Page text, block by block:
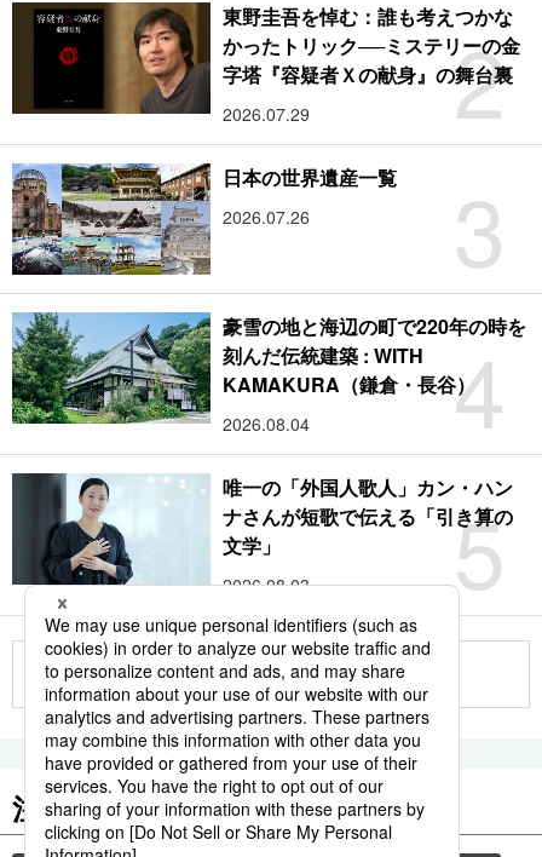
2
東野圭吾を悼む：誰も考えつかな
かったトリック──ミステリーの金
字塔『容疑者Ｘの献身』の舞台裏
2026.07.29
3
日本の世界遺産一覧
2026.07.26
4
豪雪の地と海辺の町で220年の時を
刻んだ伝統建築 : WITH
KAMAKURA（鎌倉・長谷）
2026.08.04
5
唯一の「外国人歌人」カン・ハン
ナさんが短歌で伝える「引き算の
文学」
2026.08.03
もっと見る
注目のキーワード